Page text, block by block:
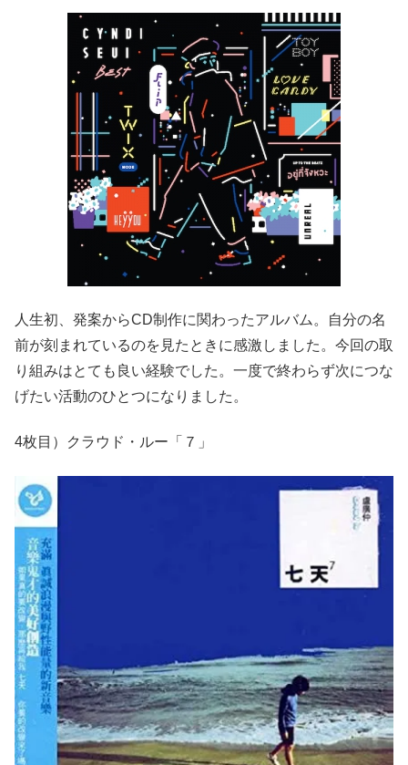
人生初、発案からCD制作に関わったアルバム。自分の名
前が刻まれているのを見たときに感激しました。今回の取
り組みはとても良い経験でした。一度で終わらず次につな
げたい活動のひとつになりました。
4枚目）クラウド・ルー「７」